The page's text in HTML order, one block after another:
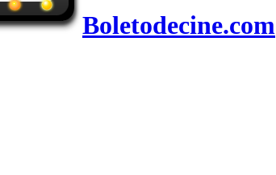
Boletodecine.com